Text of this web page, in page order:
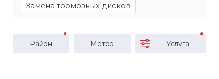
Замена тормозных дисков
Район Метро Услуга